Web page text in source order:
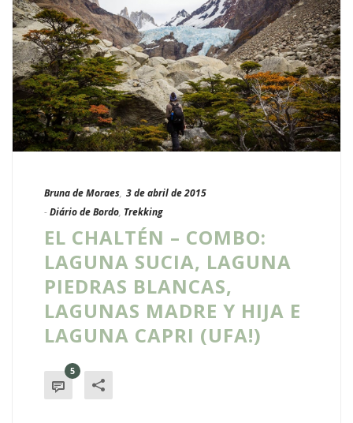
Bruna de Moraes, 3 de abril de 2015
- Diário de Bordo, Trekking
EL CHALTÉN – COMBO:
LAGUNA SUCIA, LAGUNA
PIEDRAS BLANCAS,
LAGUNAS MADRE Y HIJA E
LAGUNA CAPRI (UFA!)
5